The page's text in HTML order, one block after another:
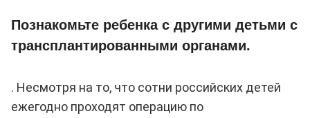
Познакомьте ребенка с другими детьми с
трансплантированными органами.
. Несмотря на то, что сотни российских детей
ежегодно проходят операцию по